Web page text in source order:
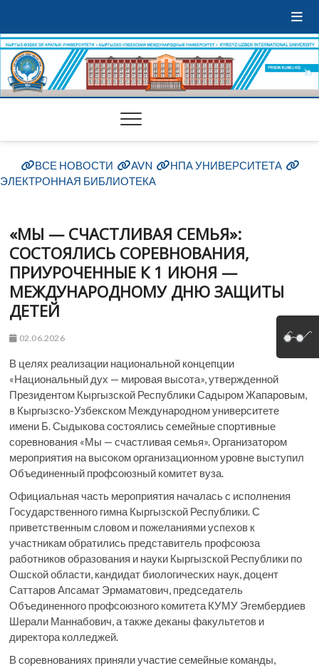
ВСЕ НОВОСТИ AVN
НПА УНИВЕРСИТЕТА
ЭЛЕКТРОННАЯ БИБЛИОТЕКА
«МЫ — СЧАСТЛИВАЯ СЕМЬЯ»:
СОСТОЯЛИСЬ СОРЕВНОВАНИЯ,
ПРИУРОЧЕННЫЕ К 1 ИЮНЯ —
МЕЖДУНАРОДНОМУ ДНЮ ЗАЩИТЫ
ДЕТЕЙ
02.06.2026
В целях реализации национальной концепции
«Национальный дух — мировая высота», утвержденной
Президентом Кыргызской Республики Садыром Жапаровым,
в Кыргызско-Узбекском Международном университете
имени Б. Сыдыкова состоялись семейные спортивные
соревнования «Мы — счастливая семья». Организатором
мероприятия на высоком организационном уровне выступил
Объединенный профсоюзный комитет вуза.
Официальная часть мероприятия началась с исполнения
Государственного гимна Кыргызской Республики. С
приветственным словом и пожеланиями успехов к
участникам обратились представитель профсоюза
работников образования и науки Кыргызской Республики по
Ошской области, кандидат биологических наук, доцент
Саттаров Апсамат Эрмаматович, председатель
Объединенного профсоюзного комитета КУМУ Эгембердиев
Шерали Маннабович, а также деканы факультетов и
директора колледжей.
В соревнованиях приняли участие семейные команды,